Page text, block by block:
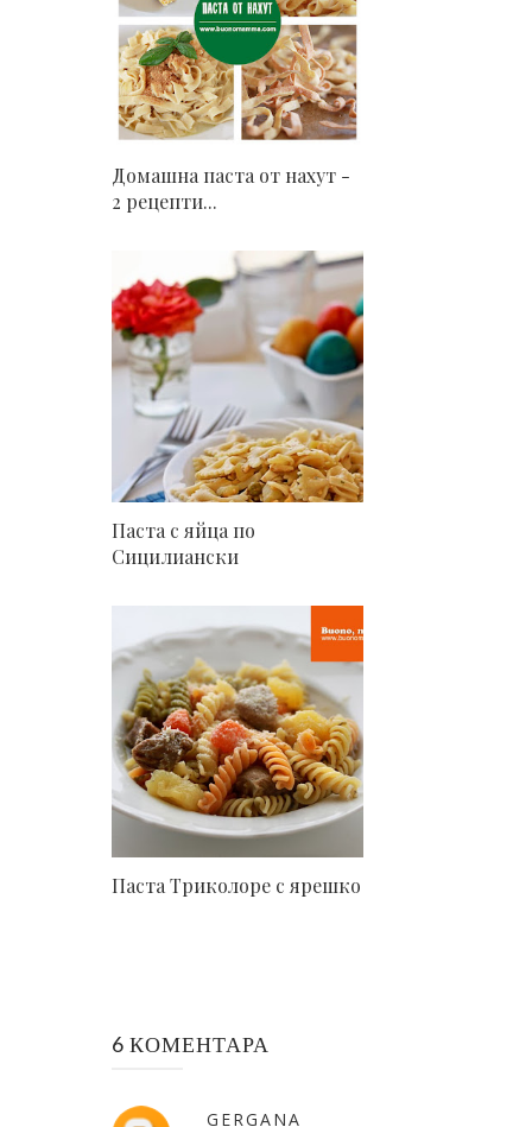
Домашна паста от нахут -
2 рецепти...
Паста с яйца по
Сицилиански
Паста Триколоре с ярешко
6 КОМЕНТАРА
GERGANA